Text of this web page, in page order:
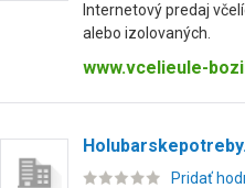
Internetový predaj
alebo izolovaných.
www.vcelieule-
Pridať